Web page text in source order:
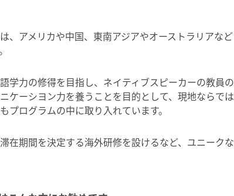
、アメリカや中国、東南アジアやオーストラリアなど
学力の修得を目指し、ネイティブスピーカーの教員の
ケーシヨン力を養うことを目的として、現地ならでは
プログラムの中に取り入れています。
在期間を決定する海外研修を設けるなど、ユニークな